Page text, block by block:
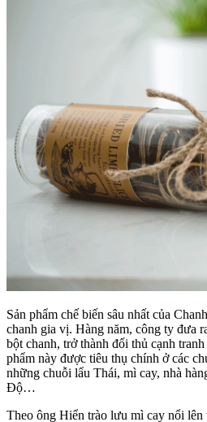
Sản phẩm chế biến sâu nhất của
chanh gia vị. Hàng năm, công ty đưa
bột chanh, trở thành đối thủ cạnh
phẩm này được tiêu thụ chính ở các
những chuỗi lẩu Thái, mì cay, nhà
Độ…
Theo ông Hiển trào lưu mì cay nổi lên